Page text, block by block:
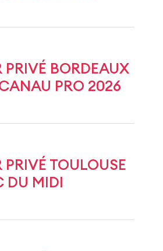
PRIVÉ BORDEAUX
PRO 2026
PRIVÉ TOULOUSE
DU MIDI